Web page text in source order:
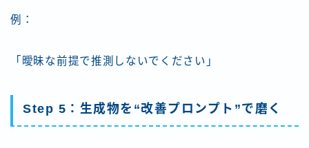
例：
「曖昧な前提で推測しないでください」
Step 5：生成物を“改善プロンプト”で磨く